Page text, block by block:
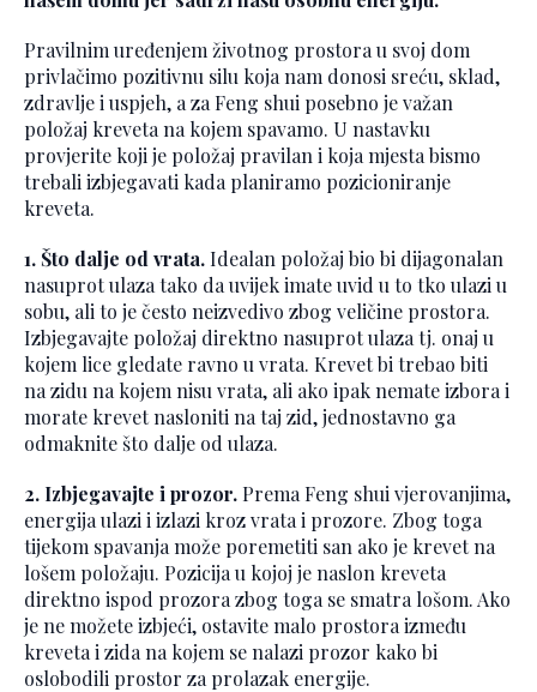
Pravilnim uređenjem životnog prostora u svoj dom
privlačimo pozitivnu silu koja nam donosi sreću, sklad,
zdravlje i uspjeh, a za Feng shui posebno je važan
položaj kreveta na kojem spavamo. U nastavku
provjerite koji je položaj pravilan i koja mjesta bismo
trebali izbjegavati kada planiramo pozicioniranje
kreveta.
1. Što dalje od vrata. Idealan položaj bio bi dijagonalan
nasuprot ulaza tako da uvijek imate uvid u to tko ulazi u
sobu, ali to je često neizvedivo zbog veličine prostora.
Izbjegavajte položaj direktno nasuprot ulaza tj. onaj u
kojem lice gledate ravno u vrata. Krevet bi trebao biti
na zidu na kojem nisu vrata, ali ako ipak nemate izbora i
morate krevet nasloniti na taj zid, jednostavno ga
odmaknite što dalje od ulaza.
2. Izbjegavajte i prozor. Prema Feng shui vjerovanjima,
energija ulazi i izlazi kroz vrata i prozore. Zbog toga
tijekom spavanja može poremetiti san ako je krevet na
lošem položaju. Pozicija u kojoj je naslon kreveta
direktno ispod prozora zbog toga se smatra lošom. Ako
je ne možete izbjeći, ostavite malo prostora između
kreveta i zida na kojem se nalazi prozor kako bi
oslobodili prostor za prolazak energije.